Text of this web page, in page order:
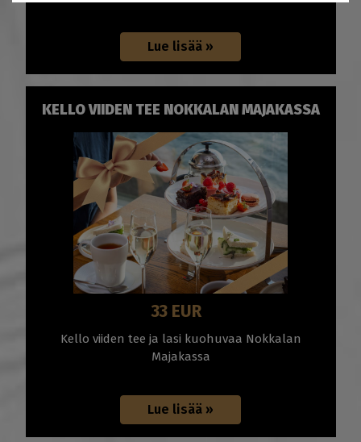
KELLO VIIDEN TEE NOKKALAN MAJAKASSA
33 EUR
Kello viiden tee ja lasi kuohuvaa Nokkalan
Majakassa